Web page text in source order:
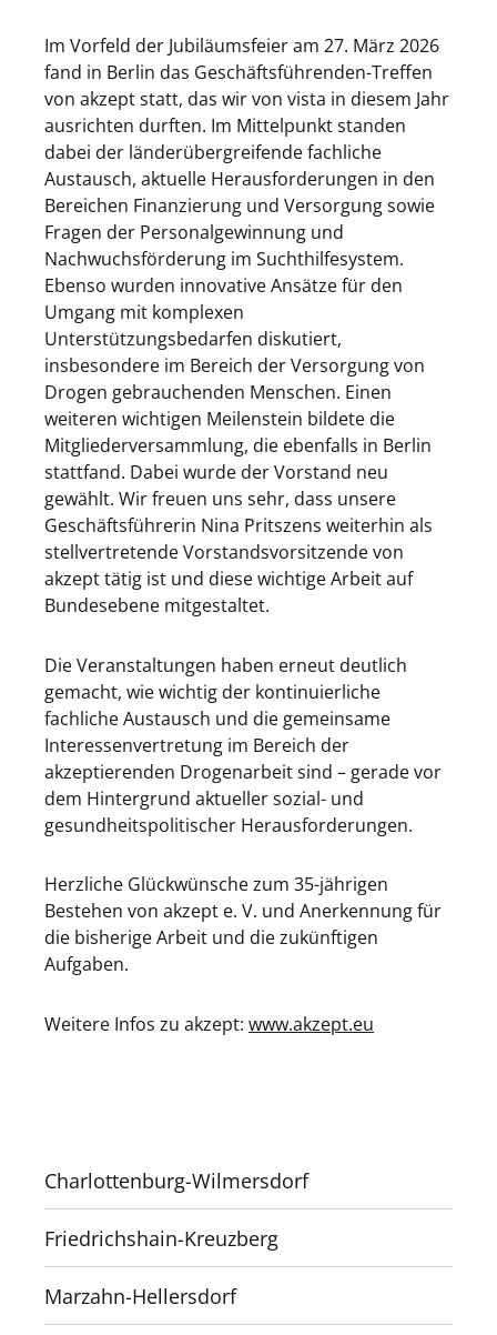
Im Vorfeld der Jubiläumsfeier am 27. März 2026
fand in Berlin das Geschäftsführenden-Treffen
von akzept statt, das wir von vista in diesem Jahr
ausrichten durften. Im Mittelpunkt standen
dabei der länderübergreifende fachliche
Austausch, aktuelle Herausforderungen in den
Bereichen Finanzierung und Versorgung sowie
Fragen der Personalgewinnung und
Nachwuchsförderung im Suchthilfesystem.
Ebenso wurden innovative Ansätze für den
Umgang mit komplexen
Unterstützungsbedarfen diskutiert,
insbesondere im Bereich der Versorgung von
Drogen gebrauchenden Menschen. Einen
weiteren wichtigen Meilenstein bildete die
Mitgliederversammlung, die ebenfalls in Berlin
stattfand. Dabei wurde der Vorstand neu
gewählt. Wir freuen uns sehr, dass unsere
Geschäftsführerin Nina Pritszens weiterhin als
stellvertretende Vorstandsvorsitzende von
akzept tätig ist und diese wichtige Arbeit auf
Bundesebene mitgestaltet.
Die Veranstaltungen haben erneut deutlich
gemacht, wie wichtig der kontinuierliche
fachliche Austausch und die gemeinsame
Interessenvertretung im Bereich der
akzeptierenden Drogenarbeit sind – gerade vor
dem Hintergrund aktueller sozial- und
gesundheitspolitischer Herausforderungen.
Herzliche Glückwünsche zum 35-jährigen
Bestehen von akzept e. V. und Anerkennung für
die bisherige Arbeit und die zukünftigen
Aufgaben.
Weitere Infos zu akzept: www.akzept.eu
Charlottenburg-Wilmersdorf
Friedrichshain-Kreuzberg
Marzahn-Hellersdorf